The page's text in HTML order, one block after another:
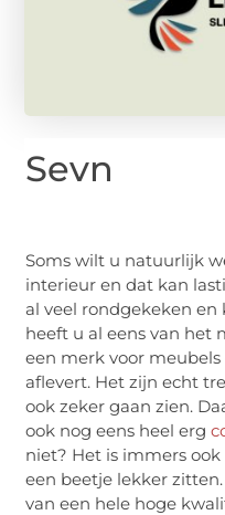
Sevn
Soms wilt u natuurlijk
interieur en dat kan
al veel rondgekeken
heeft u al eens van het
een merk voor
aflevert. Het zijn echt
ook zeker gaan zien.
ook nog eens heel erg
niet? Het is immers
een beetje lekker
van een hele hoge